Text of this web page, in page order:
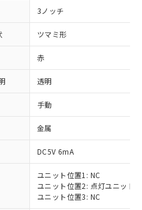
3ノッチ
ツマミ形
赤
透明
手動
金属
DC5V 6mA
ユニット位置1: NC
ユニット位置2: 点灯ユニット
ユニット位置3: NC